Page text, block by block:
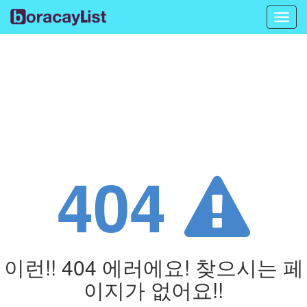
404
이런!! 404 에러에요! 찾으시는 페
이지가 없어요!!